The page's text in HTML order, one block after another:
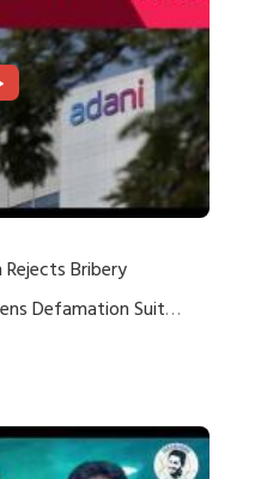
Rejects Bribery
Defamation Suit